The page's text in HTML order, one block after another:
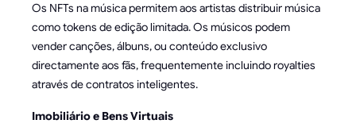
Os NFTs na música permitem aos artistas distribuir música
como tokens de edição limitada. Os músicos podem
vender canções, álbuns, ou conteúdo exclusivo
directamente aos fãs, frequentemente incluindo royalties
através de contratos inteligentes.
Imobiliário e Bens Virtuais